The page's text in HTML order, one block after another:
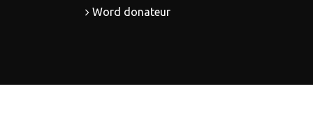
Word donateur